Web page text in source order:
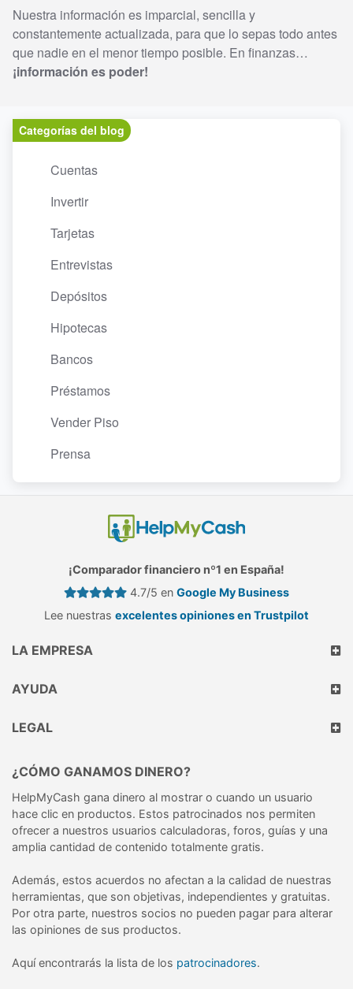
Nuestra información es imparcial, sencilla y
constantemente actualizada, para que lo sepas todo antes
que nadie en el menor tiempo posible. En finanzas…
¡información es poder!
Categorías del blog
Cuentas
Invertir
Tarjetas
Entrevistas
Depósitos
Hipotecas
Bancos
Préstamos
Vender Piso
Prensa
¡Comparador financiero nº1 en España!
4.7/5 en Google My Business
Lee nuestras excelentes opiniones en Trustpilot
LA EMPRESA
AYUDA
LEGAL
¿CÓMO GANAMOS DINERO?
HelpMyCash gana dinero al mostrar o cuando un usuario
hace clic en productos. Estos patrocinados nos permiten
ofrecer a nuestros usuarios calculadoras, foros, guías y una
amplia cantidad de contenido totalmente gratis.
Además, estos acuerdos no afectan a la calidad de nuestras
herramientas, que son objetivas, independientes y gratuitas.
Por otra parte, nuestros socios no pueden pagar para alterar
las opiniones de sus productos.
Aquí encontrarás la lista de los patrocinadores.